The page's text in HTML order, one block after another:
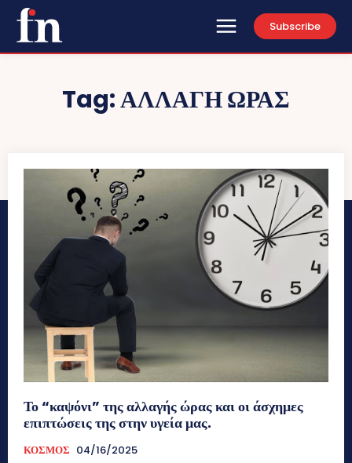
Subscribe
Tag:ΑΛΛΑΓΗ ΩΡΑΣ
Το “καψόνι” της αλλαγής ώρας και οι άσχημες
επιπτώσεις της στην υγεία μας.
ΚΟΣΜΟΣ 04/16/2025